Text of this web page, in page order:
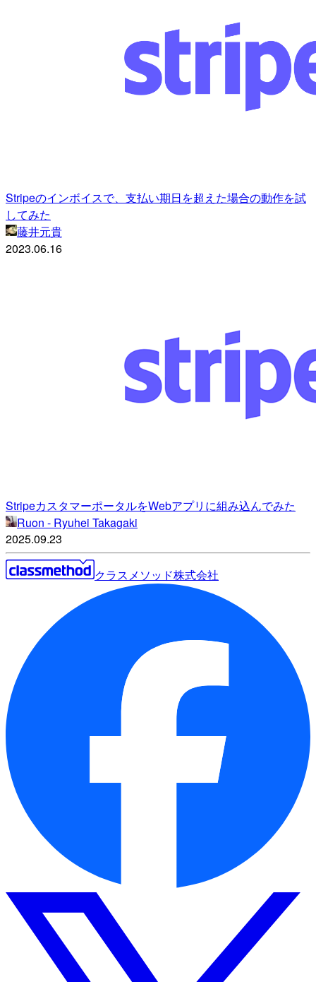
Stripeのインボイスで、支払い期日を超えた場合の動作を試
してみた
藤井元貴
2023.06.16
StripeカスタマーポータルをWebアプリに組み込んでみた
Ruon - Ryuhei Takagaki
2025.09.23
クラスメソッド株式会社